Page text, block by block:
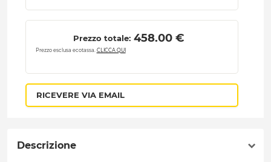
Prezzo totale: 458.00 €
Prezzo esclusa ecotassa. CLICCA QUI
RICEVERE VIA EMAIL
Descrizione